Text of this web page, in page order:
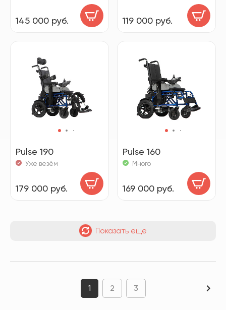
145 000 руб. 119 000 руб.
Pulse 190
Уже везём
179 000 руб.
Pulse 160
Много
169 000 руб.
Показать еще
1 2 3